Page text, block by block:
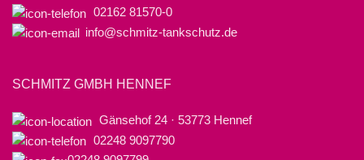
02162 81570-0
info@schmitz-tankschutz.de
SCHMITZ GMBH HENNEF
Gänsehof 24 · 53773 Hennef
02248 9097790